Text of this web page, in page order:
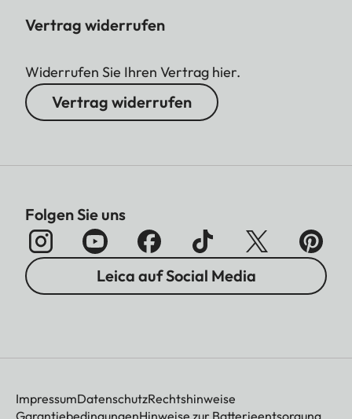
Vertrag widerrufen
Widerrufen Sie Ihren Vertrag hier.
Vertrag widerrufen
Folgen Sie uns
Leica auf Social Media
ImpressumDatenschutzRechtshinweise
GarantiebedingungenHinweise zur Batterieentsorgung